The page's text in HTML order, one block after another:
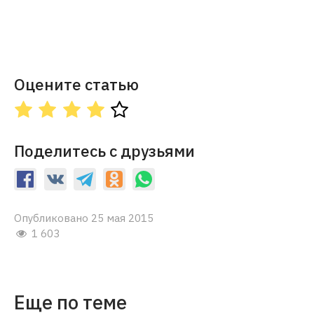
Оцените статью
Поделитесь с друзьями
Опубликовано 25 мая 2015
1 603
Еще по теме